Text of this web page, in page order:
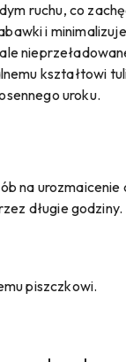
ruchu, co
i
kształtowi
uroku.
na
długie godziny.
piszczkowi.